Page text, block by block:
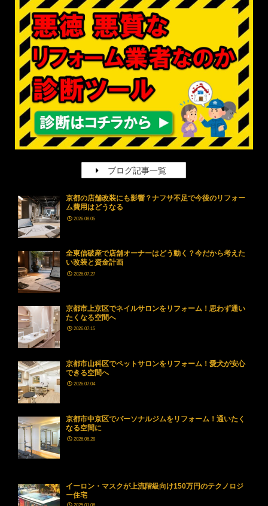
ブログ記事一覧
京都の店舗改装にも影響？ナフサ不足で今後のリフォー
ム費用はどうなる
2026.08.05
全東信破産で店舗オーナーはどう動く？今だから考えた
い改装と資金計画
2026.07.27
京都市上京区でネイルサロンをリフォーム！思わず通い
たくなる空間へ
2026.07.15
京都市山科区でペットサロンをリフォーム！愛犬が安心
できる空間へ
2026.07.04
京都市中京区でパーソナルジムをリフォーム！通いたく
なる空間に
2026.06.28
イーロン・マスクが上流階級向け150万円のテクノロジ
ー住宅